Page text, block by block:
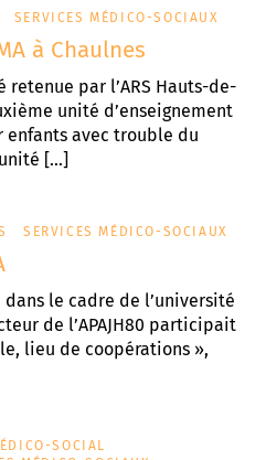
SERVICES MÉDICO-SOCIAUX
à Chaulnes
retenue par l’ARS Hauts-de-
unité d’enseignement
enfants avec trouble du
[…]
SERVICES MÉDICO-SOCIAUX
le cadre de l’université
de l’APAJH80 participait
lieu de coopérations »,
SOCIAL